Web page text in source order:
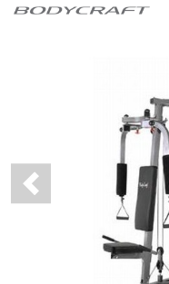
Previous